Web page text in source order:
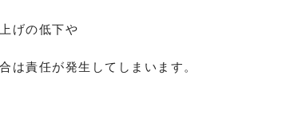
げの低下や
は責任が発生してしまいます。